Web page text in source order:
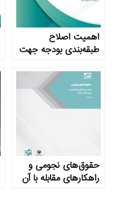
اهمیت اصلاح
طبقه‌بندی بودجه جهت
حقوق‌های نجومی و
راهکارهای مقابله با آن